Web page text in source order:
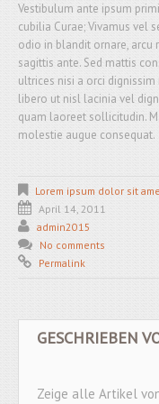
Vestibulum ante ipsum
cubilia Curae; Vivamus vel
odio in blandit ornare, arcu
sagittis ante. Sed mattis
ultrices nisi a orci
libero ut nisl lacinia vel
quam laoreet sollicitudin.
molestie augue consequat.
Lorem ipsum dolor sit
April 14, 2011
admin2015
No comments
Permalink
GESCHRIEBEN
Zeige alle Artikel